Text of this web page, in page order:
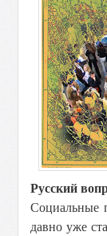
Русский
Социальные
давно уже